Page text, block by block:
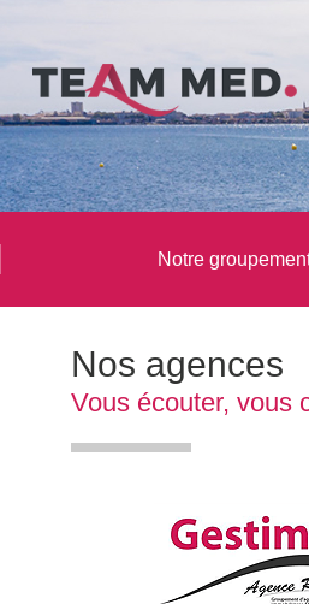
Notre
Nos agences
Vous écouter, vous